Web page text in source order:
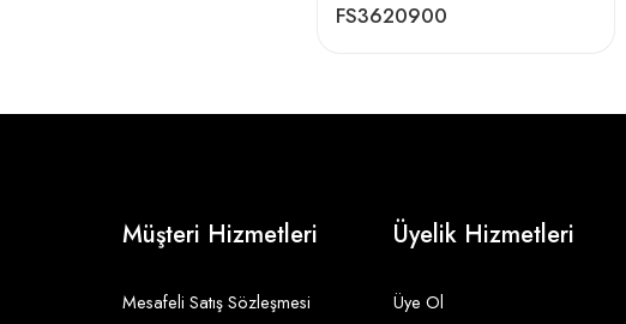
FS3620900
Müşteri Hizmetleri
Mesafeli Satış Sözleşmesi
Üyelik Hizmetleri
Üye Ol